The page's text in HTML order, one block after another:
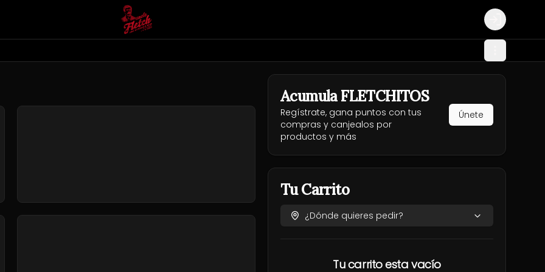
Login
AcumulaFLETCHITOS
Regístrate, gana puntos con tus
compras y canjealos por
productos y más
Únete
Tu Carrito
¿Dónde quieres pedir?
Tu carrito esta vacío